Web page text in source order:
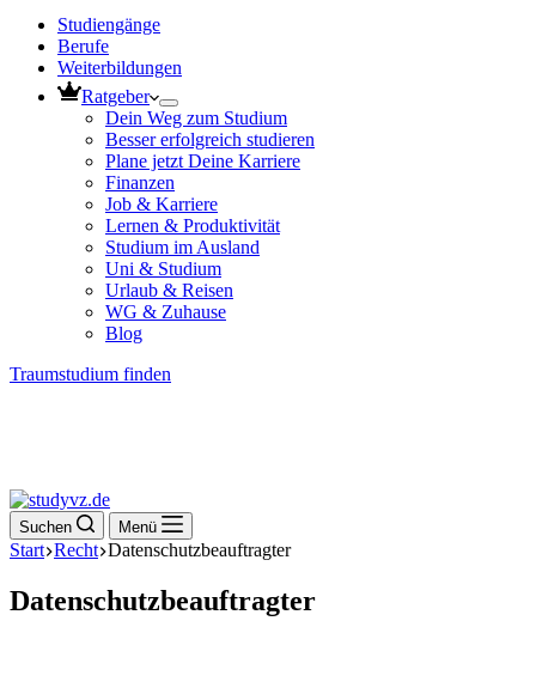
Studiengänge
Berufe
Weiterbildungen
Ratgeber
Dein Weg zum Studium
Besser erfolgreich studieren
Plane jetzt Deine Karriere
Finanzen
Job & Karriere
Lernen & Produktivität
Studium im Ausland
Uni & Studium
Urlaub & Reisen
WG & Zuhause
Blog
Traumstudium finden
Suchen Menü
Start Recht Datenschutzbeauftragter
Datenschutzbeauftragter